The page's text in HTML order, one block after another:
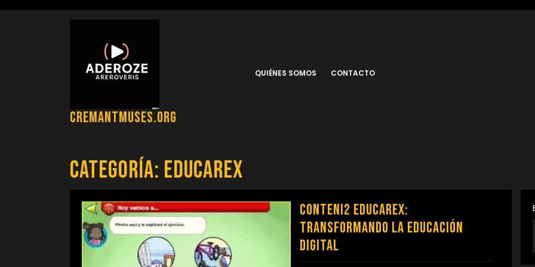
cremantmuses.org
QUIÉNES SOMOS CONTACTO
Categoría: educarex
Conteni2 Educarex:
Transformando la Educación
Digital